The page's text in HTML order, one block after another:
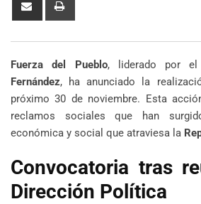
Fuerza del Pueblo, liderado por el
Fernández, ha anunciado la
próximo 30 de noviembre. Esta
reclamos sociales que han
económica y social que atraviesa la
Convocatoria tras
Dirección Política